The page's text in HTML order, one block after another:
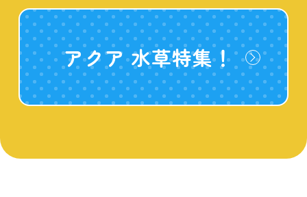
アクア 水草特集！